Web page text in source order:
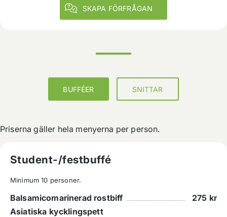
SKAPA FÖRFRÅGAN
BUFFÉER SNITTAR
Priserna gäller hela menyerna per person.
Student-/festbuffé
Minimum 10 personer.
Balsamicomarinerad rostbiff 275 kr
Asiatiska kycklingspett